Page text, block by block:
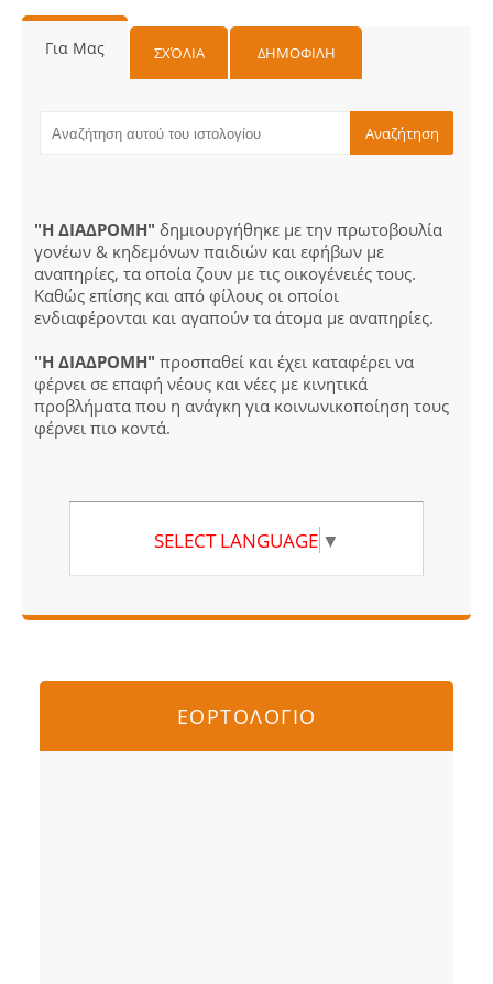
Για Μας ΣΧΌΛΙΑ ΔΗΜΟΦΙΛΗ
"Η ΔΙΑΔΡΟΜΗ" δημιουργήθηκε με την πρωτοβουλία
γονέων & κηδεμόνων παιδιών και εφήβων με
αναπηρίες, τα οποία ζουν με τις οικογένειές τους.
Καθώς επίσης και από φίλους οι οποίοι
ενδιαφέρονται και αγαπούν τα άτομα με αναπηρίες.
"Η ΔΙΑΔΡΟΜΗ" προσπαθεί και έχει καταφέρει να
φέρνει σε επαφή νέους και νέες με κινητικά
προβλήματα που η ανάγκη για κοινωνικοποίηση τους
φέρνει πιο κοντά.
SELECT LANGUAGE ▼
ΕΟΡΤΟΛΟΓΙΟ